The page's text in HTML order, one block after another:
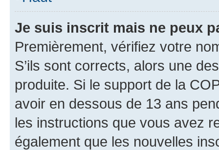
Je suis inscrit mais ne peux
Premièrement, vérifiez votre
S’ils sont corrects, alors une
produite. Si le support de la
avoir en dessous de 13 ans
les instructions que vous avez
également que les nouvelles